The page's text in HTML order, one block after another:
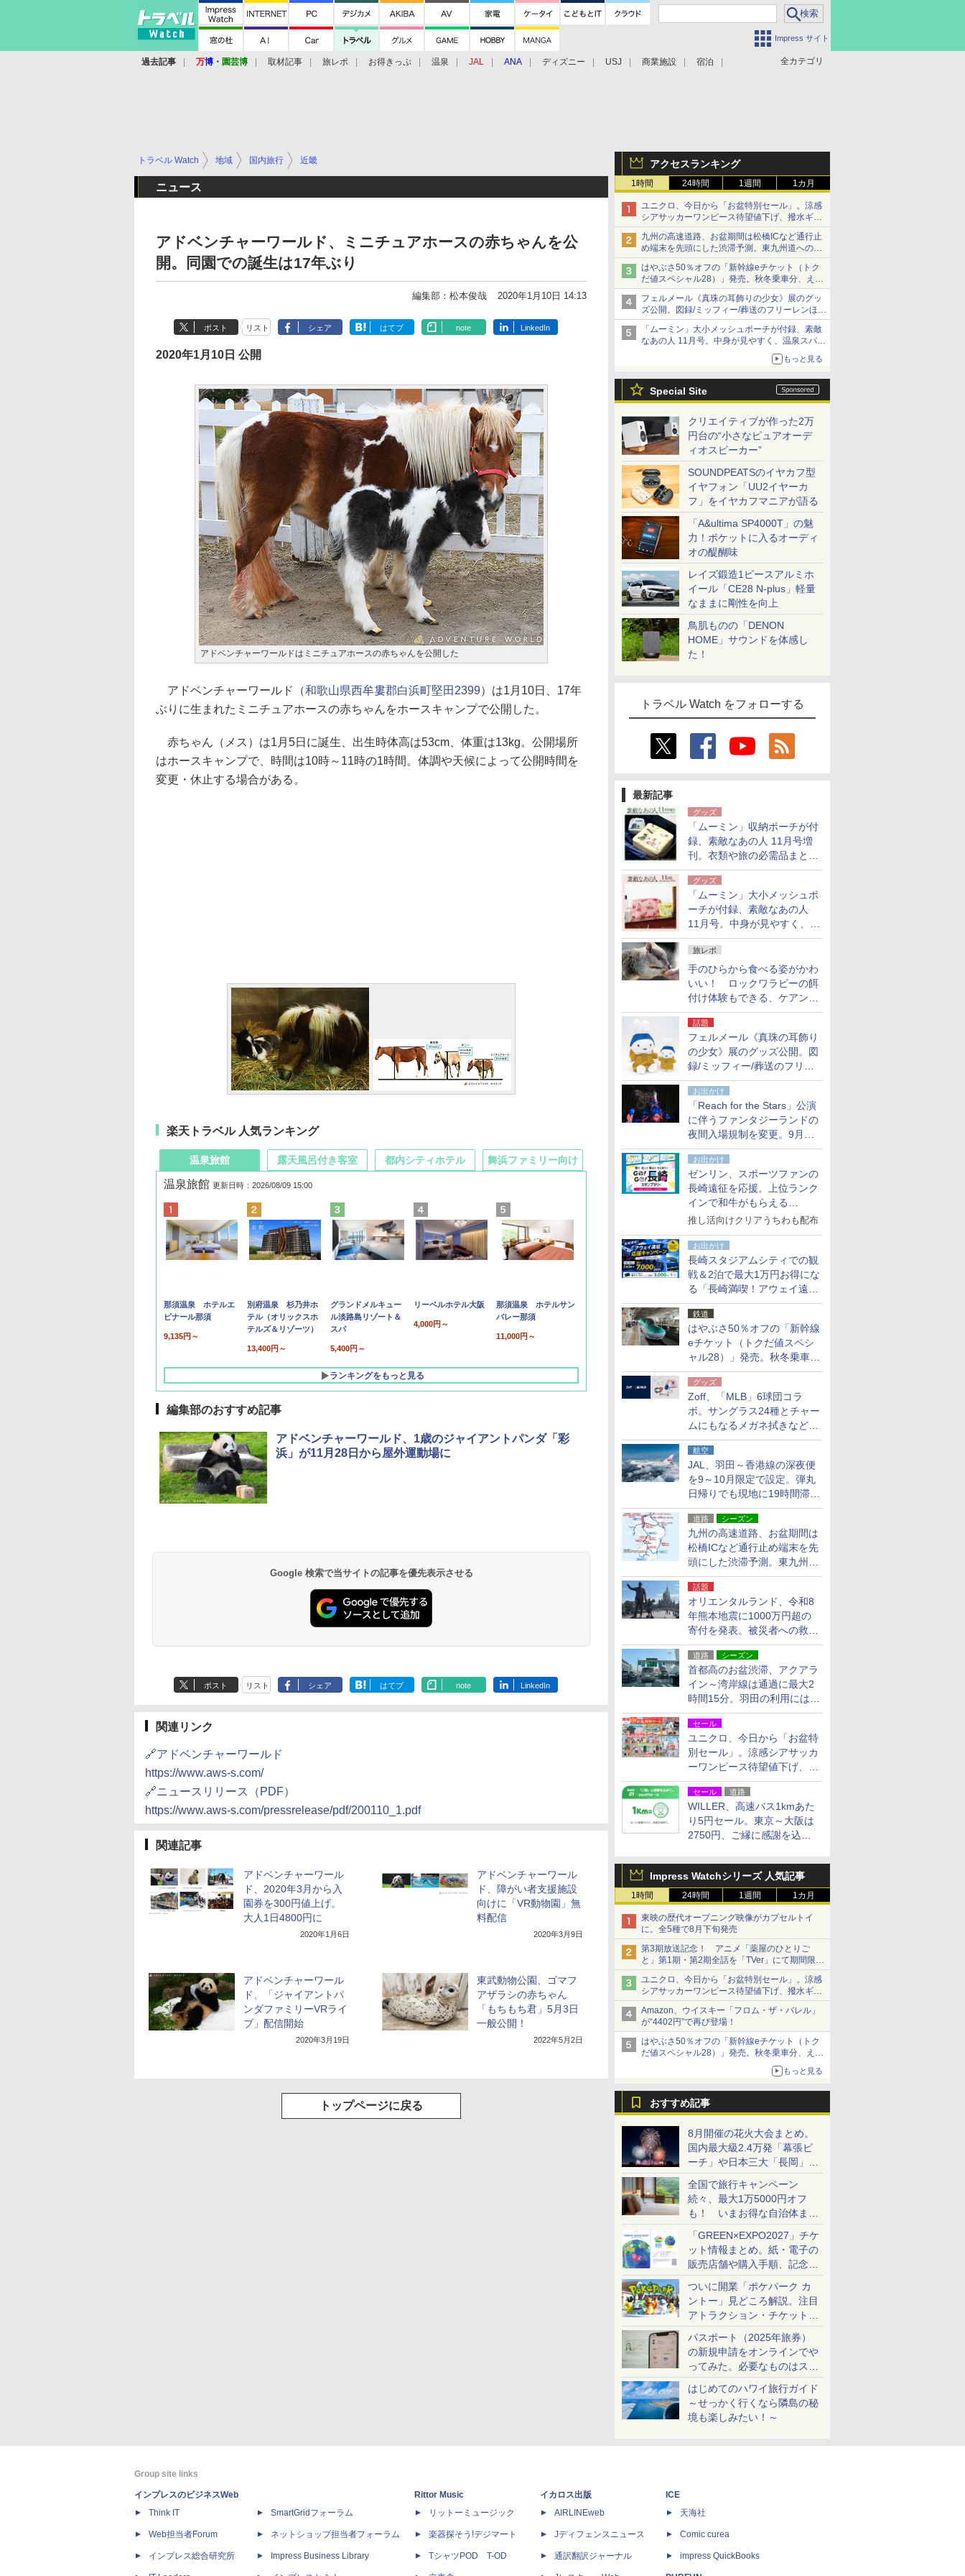
Impress サイト
全カテゴリ
過去記事 万博 ・ 園芸博 取材記事 旅レポ お得きっぷ 温泉 JAL ANA ディズニー USJ 商業施設 宿泊
アクセスランキング
1時間 24時間 1週間 1カ月
ユニクロ、今日から「お盆特別セール」。涼感
シアサッカーワンピース待望値下げ、撥水ギア
ショーツは1990円に
九州の高速道路、お盆期間は松橋ICなど通行止
め端末を先頭にした渋滞予測。東九州道への迂
回は料金調整を実施
はやぶさ50％オフの「新幹線eチケット（トク
だ値スペシャル28）」発売。秋冬乗車分、えき
ねっと限定
フェルメール《真珠の耳飾りの少女》展のグッ
ズ公開。図録/ミッフィー/葬送のフリーレンほ
か、注目ブランドコラボが実現
「ムーミン」大小メッシュポーチが付録、素敵
なあの人 11月号。中身が見やすく、温泉スパに
もっと見る
Special Site
クリエイティブが作った2万
円台の“小さなピュアオーデ
ィオスピーカー”
SOUNDPEATSのイヤカフ型
イヤフォン「UU2イヤーカ
フ」をイヤカフマニアが語る
「A&ultima SP4000T」の魅
力！ポケットに入るオーディ
オの醍醐味
レイズ鍛造1ピースアルミホ
イール「CE28 N-plus」軽量
なままに剛性を向上
鳥肌ものの「DENON
HOME」サウンドを体感し
た！
トラベル Watch をフォローする
最新記事
グッズ
「ムーミン」収納ポーチが付
録、素敵なあの人 11月号増
刊。衣類や旅の必需品まとま
る大小2個セット
グッズ
「ムーミン」大小メッシュポ
ーチが付録、素敵なあの人
11月号。中身が見やすく、温
泉スパにも使える
旅レポ
手のひらから食べる姿がかわ
いい！ ロックワラビーの餌
付け体験もできる、ケアンズ
でアサートン高原の日本語ガ
イド付きツアーに参加してみ
た
話題
フェルメール《真珠の耳飾り
の少女》展のグッズ公開。図
録/ミッフィー/葬送のフリー
レンほか、注目ブランドコラ
ボが実現
お出かけ
「Reach for the Stars」公演
に伴うファンタジーランドの
夜間入場規制を変更。9月か
ら18時50分～20時ごろに
お出かけ
ゼンリン、スポーツファンの
長崎遠征を応援。上位ランク
インで和牛がもらえる
「GO！GO！長崎スタンプラ
推し活向けクリアうちわも配布
お出かけ
長崎スタジアムシティでの観
戦＆2泊で最大1万円お得にな
る「長崎満喫！アウェイ遠征
応援キャンペーン」
鉄道
はやぶさ50％オフの「新幹線
eチケット（トクだ値スペシ
ャル28）」発売。秋冬乗車
分、えきねっと限定
グッズ
Zoff、「MLB」6球団コラ
ボ。サングラス24種とチャー
ムにもなるメガネ拭きなど雑
貨24種
航空
JAL、羽田～香港線の深夜便
を9～10月限定で設定。弾丸
日帰りでも現地に19時間滞在
できる
道路 シーズン
九州の高速道路、お盆期間は
松橋ICなど通行止め端末を先
頭にした渋滞予測。東九州道
への迂回は料金調整を実施
話題
オリエンタルランド、令和8
年熊本地震に1000万円超の
寄付を発表。被災者への救援
活動・復旧支援
道路 シーズン
首都高のお盆渋滞、アクアラ
イン～湾岸線は通過に最大2
時間15分。羽田の利用には
「空港西出口」の利用検討を
セール
ユニクロ、今日から「お盆特
別セール」。涼感シアサッカ
ーワンピース待望値下げ、撥
水ギアショーツは1990円に
セール 道路
WILLER、高速バス1kmあた
り5円セール。東京～大阪は
2750円、ご縁に感謝を込め
Impress Watchシリーズ 人気記事
1時間 24時間 1週間 1カ月
東映の歴代オープニング映像がカプセルトイ
に。全5種で8月下旬発売
第3期放送記念！ アニメ「薬屋のひとりご
と」第1期・第2期全話を「TVer」にて期間限定
で順次無料配信開始
ユニクロ、今日から「お盆特別セール」。涼感
シアサッカーワンピース待望値下げ、撥水ギア
ショーツは1990円に
Amazon、ウイスキー「フロム・ザ・バレル」
が“4402円”で再び登場！
はやぶさ50％オフの「新幹線eチケット（トク
だ値スペシャル28）」発売。秋冬乗車分、えき
もっと見る
おすすめ記事
8月開催の花火大会まとめ。
国内最大級2.4万発「幕張ビ
ーチ」や日本三大「長岡」な
ど大型イベント目白押し！
全国で旅行キャンペーン
続々、最大1万5000円オフ
も！ いまお得な自治体まと
め
「GREEN×EXPO2027」チケ
ット情報まとめ。紙・電子の
販売店舗や購入手順、記念チ
ケットも解説
ついに開業「ポケパーク カ
ントー」見どころ解説。注目
アトラクション・チケット手
配・来場前に必要な準備は？
パスポート（2025年旅券）
の新規申請をオンラインでや
ってみた。必要なものはスマ
ホとマイナカードのみ
はじめてのハワイ旅行ガイド
～せっかく行くなら隣島の秘
境も楽しみたい！～
トラベル Watch 地域 国内旅行 近畿
ニュース
アドベンチャーワールド、ミニチュアホースの赤ちゃんを公
開。同園での誕生は17年ぶり
編集部：松本俊哉 2020年1月10日 14:13
ポスト リスト シェア はてブ note LinkedIn
2020年1月10日 公開
アドベンチャーワールドはミニチュアホースの赤ちゃんを公開した
アドベンチャーワールド（和歌山県西牟婁郡白浜町堅田2399）は1月10日、17年
ぶりに生まれたミニチュアホースの赤ちゃんをホースキャンプで公開した。
赤ちゃん（メス）は1月5日に誕生、出生時体高は53cm、体重は13kg。公開場所
はホースキャンプで、時間は10時～11時の1時間。体調や天候によって公開時間を
変更・休止する場合がある。
楽天トラベル 人気ランキング
温泉旅館
温泉旅館 更新日時：2026/08/09 15:00
那須温泉 ホテルエ
ピナール那須
9,135円～
別府温泉 杉乃井ホ
テル（オリックスホ
テルズ＆リゾーツ）
13,400円～
グランドメルキュー
ル淡路島リゾート＆
スパ
5,400円～
リーベルホテル大阪
4,000円～
那須温泉 ホテルサン
バレー那須
11,000円～
ランキングをもっと見る
露天風呂付き客室
10,450円～
19,541円～
都内シティホテル 舞浜ファミリー向け
7,950円～
5,758円～
編集部のおすすめ記事
アドベンチャーワールド、1歳のジャイアントパンダ「彩
浜」が11月28日から屋外運動場に
Google 検索で当サイトの記事を優先表示させる
ポスト リスト シェア はてブ note LinkedIn
関連リンク
🔗アドベンチャーワールド
https://www.aws-s.com/
🔗ニュースリリース（PDF）
https://www.aws-s.com/pressrelease/pdf/200110_1.pdf
関連記事
アドベンチャーワール
ド、2020年3月から入
園券を300円値上げ。
大人1日4800円に
2020年1月6日
アドベンチャーワール
ド、障がい者支援施設
向けに「VR動物園」無
料配信
2020年3月9日
アドベンチャーワール
ド、「ジャイアントパ
ンダファミリーVRライ
ブ」配信開始
2020年3月19日
東武動物公園、ゴマフ
アザラシの赤ちゃん
「もちもち君」5月3日
一般公開！
2022年5月2日
トップページに戻る
Group site links
インプレスのビジネスWeb
Think IT
Web担当者Forum
インプレス総合研究所
SmartGridフォーラム
ネットショップ担当者フォーラム
Impress Business Library
Rittor Music
リットーミュージック
楽器探そう!デジマート
TシャツPOD T-OD
イカロス出版
AIRLINEweb
Jディフェンスニュース
通訳翻訳ジャーナル
ICE
天海社
Comic curea
impress QuickBooks